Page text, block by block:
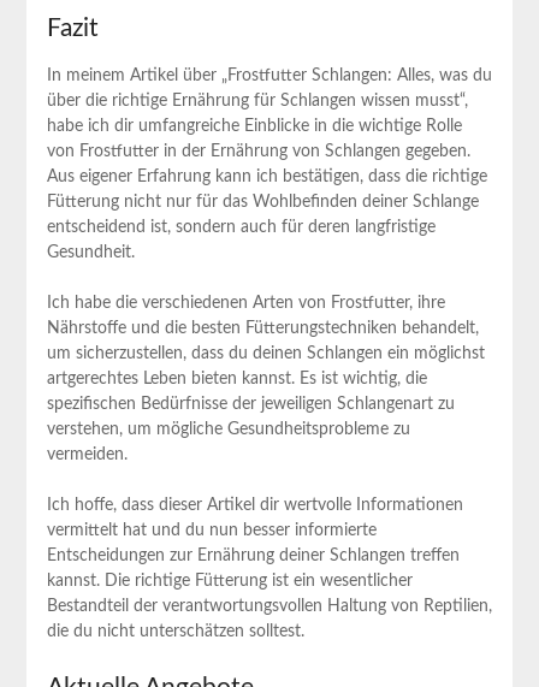
Fazit
In meinem Artikel ⁤über „Frostfutter Schlangen: Alles, was du⁤
über die​ richtige Ernährung für Schlangen wissen musst“,
habe⁣ ich dir ​umfangreiche Einblicke in die wichtige Rolle
von Frostfutter in der Ernährung von ⁢Schlangen gegeben.
Aus eigener Erfahrung⁢ kann ich bestätigen,‌ dass die richtige
Fütterung nicht nur ⁣für das Wohlbefinden deiner ‌Schlange ​
entscheidend ist, sondern ‌auch für deren langfristige
‍Gesundheit. ⁣
Ich habe⁤ die verschiedenen Arten von Frostfutter, ihre
Nährstoffe und die besten Fütterungstechniken behandelt,
um sicherzustellen, dass du deinen Schlangen ein ‍möglichst⁤
artgerechtes‍ Leben⁤ bieten kannst. Es ist wichtig, die
spezifischen Bedürfnisse der jeweiligen ​Schlangenart ⁢zu
verstehen, ⁣um mögliche Gesundheitsprobleme zu ​
vermeiden.
Ich ​hoffe, dass dieser Artikel dir wertvolle Informationen
vermittelt hat und du nun​ besser ⁤informierte
Entscheidungen zur Ernährung deiner⁢ Schlangen⁤ treffen
kannst. Die richtige Fütterung ist​ ein wesentlicher
⁣Bestandteil der verantwortungsvollen Haltung von Reptilien,
die du nicht unterschätzen solltest.